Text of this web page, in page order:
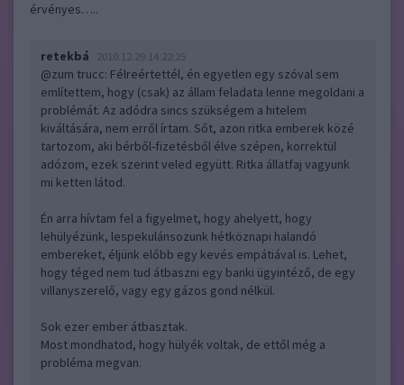
érvényes…..
retekbá 2010.12.29 14:22:25
@zum trucc: Félreértettél, én egyetlen egy szóval sem
említettem, hogy (csak) az állam feladata lenne megoldani a
problémát. Az adódra sincs szükségem a hitelem
kiváltására, nem erről írtam. Sőt, azon ritka emberek közé
tartozom, aki bérből-fizetésből élve szépen, korrektül
adózom, ezek szerint veled együtt. Ritka állatfaj vagyunk
mi ketten látod.
Én arra hívtam fel a figyelmet, hogy ahelyett, hogy
lehülyézünk, lespekulánsozunk hétköznapi halandó
embereket, éljünk előbb egy kevés empátiával is. Lehet,
hogy téged nem tud átbaszni egy banki ügyintéző, de egy
villanyszerelő, vagy egy gázos gond nélkül.
Sok ezer ember átbasztak.
Most mondhatod, hogy hülyék voltak, de ettől még a
probléma megvan.